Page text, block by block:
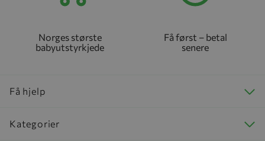
Norges største
babyutstyrkjede
Få først – betal
senere
Få hjelp
Kategorier